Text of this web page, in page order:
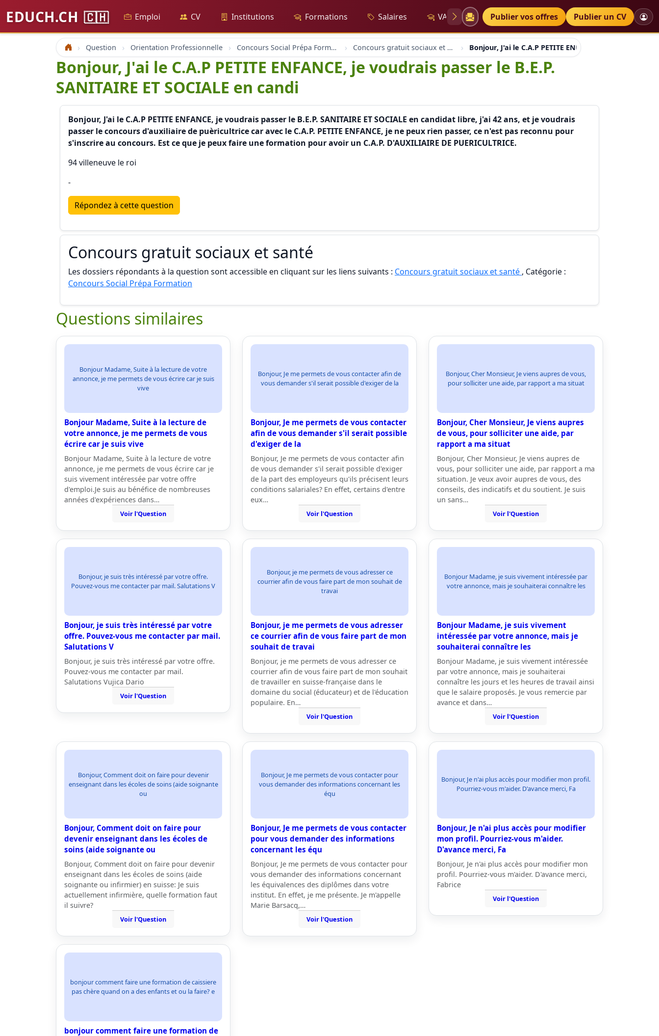
EDUCH.CH 🇨🇭 Emploi CV Institutions Formations Salaires VAE Diplômes Petites annonces
Publier vos offres Publier un CV
Accueil Question Orientation Professionnelle Concours Social Prépa Formation Concours gratuit sociaux et santé Bonjour, J'ai le C.A.P PETITE ENFANCE, je voudrais
Bonjour, J'ai le C.A.P PETITE ENFANCE, je voudrais passer le B.E.P.
SANITAIRE ET SOCIALE en candi
Bonjour, J'ai le C.A.P PETITE ENFANCE, je voudrais passer le B.E.P. SANITAIRE ET SOCIALE en candidat libre, j'ai 42 ans, et je voudrais
passer le concours d'auxiliaire de puèricultrice car avec le C.A.P. PETITE ENFANCE, je ne peux rien passer, ce n'est pas reconnu pour
s'inscrire au concours. Est ce que je peux faire une formation pour avoir un C.A.P. D'AUXILIAIRE DE PUERICULTRICE.
94 villeneuve le roi
-
Répondez à cette question
Concours gratuit sociaux et santé
Les dossiers répondants à la question sont accessible en cliquant sur les liens suivants : Concours gratuit sociaux et santé , Catégorie :
Concours Social Prépa Formation
Questions similaires
Bonjour Madame, Suite à la lecture de votre
annonce, je me permets de vous écrire car je suis
vive
Bonjour Madame, Suite à la lecture de
votre annonce, je me permets de vous
écrire car je suis vive
Bonjour Madame, Suite à la lecture de votre
annonce, je me permets de vous écrire car je
suis vivement intéressée par votre offre
d'emploi.Je suis au bénéfice de nombreuses
années d'expériences dans…
Voir l'Question
Bonjour, Je me permets de vous contacter afin de
vous demander s'il serait possible d'exiger de la
Bonjour, Je me permets de vous contacter
afin de vous demander s'il serait possible
d'exiger de la
Bonjour, Je me permets de vous contacter afin
de vous demander s'il serait possible d'exiger
de la part des employeurs qu'ils précisent leurs
conditions salariales? En effet, certains d'entre
eux…
Voir l'Question
Bonjour, Cher Monsieur, Je viens aupres de vous,
pour solliciter une aide, par rapport a ma situat
Bonjour, Cher Monsieur, Je viens aupres
de vous, pour solliciter une aide, par
rapport a ma situat
Bonjour, Cher Monsieur, Je viens aupres de
vous, pour solliciter une aide, par rapport a ma
situation. Je veux avoir aupres de vous, des
conseils, des indicatifs et du soutient. Je suis
un sans…
Voir l'Question
Bonjour, je suis très intéressé par votre offre.
Pouvez-vous me contacter par mail. Salutations V
Bonjour, je suis très intéressé par votre
offre. Pouvez-vous me contacter par mail.
Salutations V
Bonjour, je suis très intéressé par votre offre.
Pouvez-vous me contacter par mail.
Salutations Vujica Dario
Voir l'Question
Bonjour, je me permets de vous adresser ce
courrier afin de vous faire part de mon souhait de
travai
Bonjour, je me permets de vous adresser
ce courrier afin de vous faire part de mon
souhait de travai
Bonjour, je me permets de vous adresser ce
courrier afin de vous faire part de mon souhait
de travailler en suisse-française dans le
domaine du social (éducateur) et de l'éducation
populaire. En…
Voir l'Question
Bonjour Madame, je suis vivement intéressée par
votre annonce, mais je souhaiterai connaître les
Bonjour Madame, je suis vivement
intéressée par votre annonce, mais je
souhaiterai connaître les
Bonjour Madame, je suis vivement intéressée
par votre annonce, mais je souhaiterai
connaître les jours et les heures de travail ainsi
que le salaire proposés. Je vous remercie par
avance et dans…
Voir l'Question
Bonjour, Comment doit on faire pour devenir
enseignant dans les écoles de soins (aide soignante
ou
Bonjour, Comment doit on faire pour
devenir enseignant dans les écoles de
soins (aide soignante ou
Bonjour, Comment doit on faire pour devenir
enseignant dans les écoles de soins (aide
soignante ou infirmier) en suisse: Je suis
actuellement infirmière, quelle formation faut
il suivre?
Voir l'Question
Bonjour, Je me permets de vous contacter pour
vous demander des informations concernant les
équ
Bonjour, Je me permets de vous contacter
pour vous demander des informations
concernant les équ
Bonjour, Je me permets de vous contacter pour
vous demander des informations concernant
les équivalences des diplômes dans votre
institut. En effet, je me présente. Je m'appelle
Marie Barsacq,…
Voir l'Question
Bonjour, Je n'ai plus accès pour modifier mon profil.
Pourriez-vous m'aider. D'avance merci, Fa
Bonjour, Je n'ai plus accès pour modifier
mon profil. Pourriez-vous m'aider.
D'avance merci, Fa
Bonjour, Je n'ai plus accès pour modifier mon
profil. Pourriez-vous m'aider. D'avance merci,
Fabrice
Voir l'Question
bonjour comment faire une formation de caissiere
pas chère quand on a des enfants et ou la faire? e
bonjour comment faire une formation de